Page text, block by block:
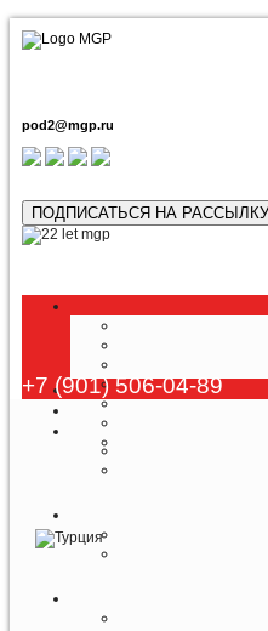
pod2@mgp.ru
ПОДПИСАТЬСЯ НА РАССЫЛКУ
+7 (901) 506-04-89